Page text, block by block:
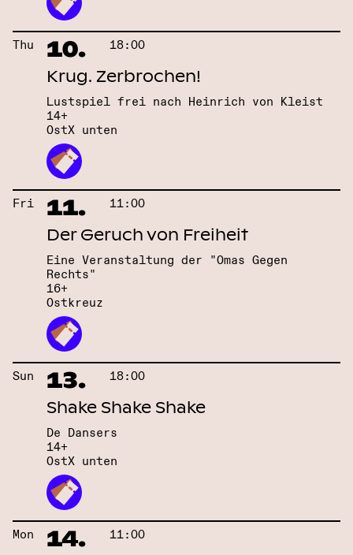
Thu 10. 18:00
Krug. Zerbrochen!
Lustspiel frei nach Heinrich von Kleist
14+
OstX unten
Fri 11. 11:00
Der Geruch von Freiheit
Eine Veranstaltung der "Omas Gegen
Rechts"
16+
Ostkreuz
Sun 13. 18:00
Shake Shake Shake
De Dansers
14+
OstX unten
Mon 14. 11:00